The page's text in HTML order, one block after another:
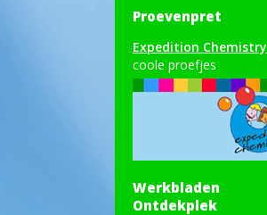
Proevenpret
Expedition Chemistry
coole proefjes
Werkbladen
Ontdekplek